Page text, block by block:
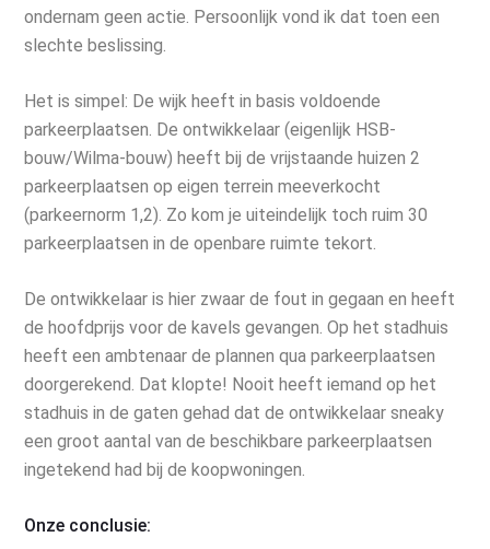
ondernam geen actie. Persoonlijk vond ik dat toen een
slechte beslissing.
Het is simpel: De wijk heeft in basis voldoende
parkeerplaatsen. De ontwikkelaar (eigenlijk HSB-
bouw/Wilma-bouw) heeft bij de vrijstaande huizen 2
parkeerplaatsen op eigen terrein meeverkocht
(parkeernorm 1,2). Zo kom je uiteindelijk toch ruim 30
parkeerplaatsen in de openbare ruimte tekort.
De ontwikkelaar is hier zwaar de fout in gegaan en heeft
de hoofdprijs voor de kavels gevangen. Op het stadhuis
heeft een ambtenaar de plannen qua parkeerplaatsen
doorgerekend. Dat klopte! Nooit heeft iemand op het
stadhuis in de gaten gehad dat de ontwikkelaar sneaky
een groot aantal van de beschikbare parkeerplaatsen
ingetekend had bij de koopwoningen.
Onze conclusie: